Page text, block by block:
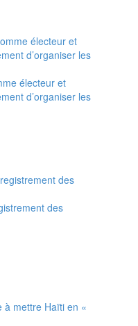
électeur et
d’organiser les
des